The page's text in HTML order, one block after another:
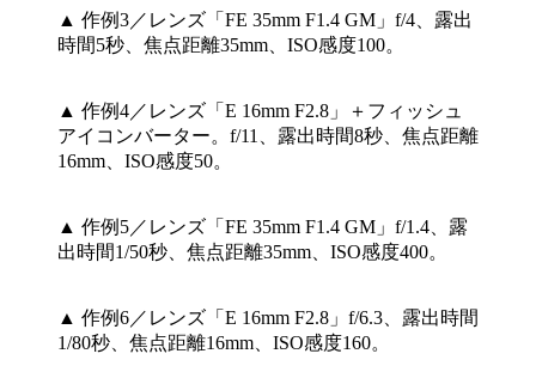
▲ 作例3／レンズ「FE 35mm F1.4 GM」f/4、露出
時間5秒、焦点距離35mm、ISO感度100。
▲ 作例4／レンズ「E 16mm F2.8」＋フィッシュ
アイコンバーター。f/11、露出時間8秒、焦点距離
16mm、ISO感度50。
▲ 作例5／レンズ「FE 35mm F1.4 GM」f/1.4、露
出時間1/50秒、焦点距離35mm、ISO感度400。
▲ 作例6／レンズ「E 16mm F2.8」f/6.3、露出時間
1/80秒、焦点距離16mm、ISO感度160。